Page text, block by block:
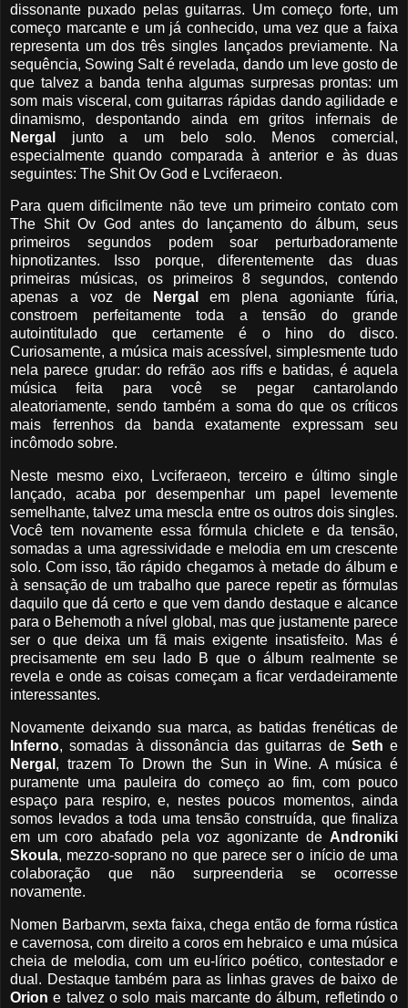
dissonante puxado pelas guitarras. Um começo forte, um
começo marcante e um já conhecido, uma vez que a faixa
representa um dos três singles lançados previamente. Na
sequência, Sowing Salt é revelada, dando um leve gosto de
que talvez a banda tenha algumas surpresas prontas: um
som mais visceral, com guitarras rápidas dando agilidade e
dinamismo, despontando ainda em gritos infernais de
Nergal junto a um belo solo. Menos comercial,
especialmente quando comparada à anterior e às duas
seguintes: The Shit Ov God e Lvciferaeon.
Para quem dificilmente não teve um primeiro contato com
The Shit Ov God antes do lançamento do álbum, seus
primeiros segundos podem soar perturbadoramente
hipnotizantes. Isso porque, diferentemente das duas
primeiras músicas, os primeiros 8 segundos, contendo
apenas a voz de
Nergalem plena agoniante fúria,
constroem perfeitamente toda a tensão do grande
autointitulado que certamente é o hino do disco.
Curiosamente, a música mais acessível, simplesmente tudo
nela parece grudar: do refrão aos riffs e batidas, é aquela
música feita para você se pegar cantarolando
aleatoriamente, sendo também a soma do que os críticos
mais ferrenhos da banda exatamente expressam seu
incômodo sobre.
Neste mesmo eixo, Lvciferaeon, terceiro e último single
lançado, acaba por desempenhar um papel levemente
semelhante, talvez uma mescla entre os outros dois singles.
Você tem novamente essa fórmula chiclete e da tensão,
somadas a uma agressividade e melodia em um crescente
solo. Com isso, tão rápido chegamos à metade do álbum e
à sensação de um trabalho que parece repetir as fórmulas
daquilo que dá certo e que vem dando destaque e alcance
para o Behemoth a nível global, mas que justamente parece
ser o que deixa um fã mais exigente insatisfeito. Mas é
precisamente em seu lado B que o álbum realmente se
revela e onde as coisas começam a ficar verdadeiramente
interessantes.
Novamente deixando sua marca, as batidas frenéticas de
Inferno, somadas à dissonância das guitarras de Seth e
Nergal , trazem To Drown the Sun in Wine. A música é
puramente uma pauleira do começo ao fim, com pouco
espaço para respiro, e, nestes poucos momentos, ainda
somos levados a toda uma tensão construída, que finaliza
em um coro abafado pela voz agonizante de Androniki
Skoula, mezzo-soprano no que parece ser o início de uma
colaboração que não surpreenderia se ocorresse
novamente.
Nomen Barbarvm, sexta faixa, chega então de forma rústica
e cavernosa, com direito a coros em hebraico e uma música
cheia de melodia, com um eu-lírico poético, contestador e
dual. Destaque também para as linhas graves de baixo de
Orione talvez o solo mais marcante do álbum, refletindo o